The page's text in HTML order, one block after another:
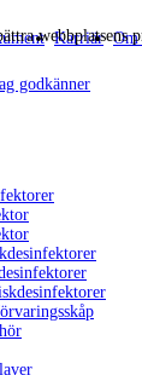
webbplatsens
godkänner
Karriär Om